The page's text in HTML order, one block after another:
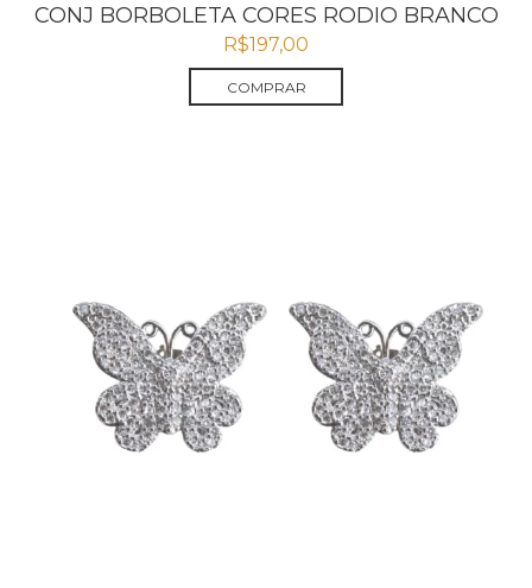
CONJ BORBOLETA CORES RODIO BRANCO
R$197,00
COMPRAR